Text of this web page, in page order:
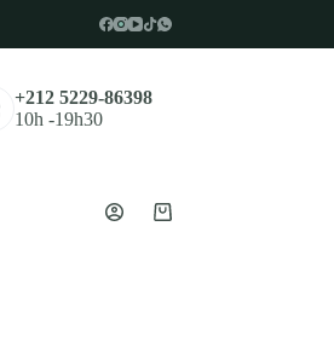
+212 5229-86398
10h -19h30
Panier